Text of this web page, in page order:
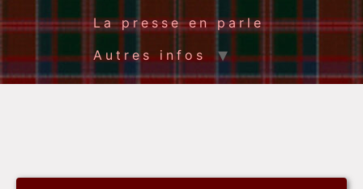
La presse en parle
Autres infos